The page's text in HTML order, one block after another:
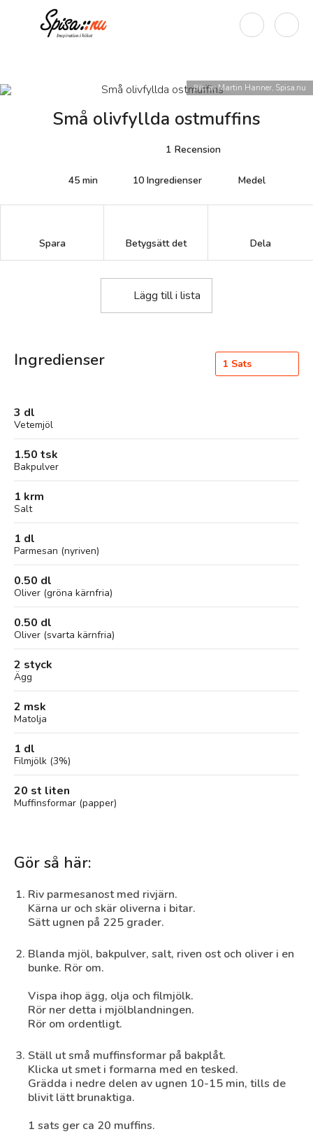
Bild av Martin Hanner, Spisa.nu
Små olivfyllda ostmuffins
1 Recension
45 min 10 Ingredienser Medel
Spara Betygsätt det Dela
Lägg till i lista
Ingredienser 1 Sats
3 dl
Vetemjöl
1.50 tsk
Bakpulver
1 krm
Salt
1 dl
Parmesan (nyriven)
0.50 dl
Oliver (gröna kärnfria)
0.50 dl
Oliver (svarta kärnfria)
2 styck
Ägg
2 msk
Matolja
1 dl
Filmjölk (3%)
20 st liten
Muffinsformar (papper)
Gör så här:
Riv parmesanost med rivjärn.
Kärna ur och skär oliverna i bitar.
Sätt ugnen på 225 grader.
Blanda mjöl, bakpulver, salt, riven ost och oliver i en
bunke. Rör om.
Vispa ihop ägg, olja och filmjölk.
Rör ner detta i mjölblandningen.
Rör om ordentligt.
Ställ ut små muffinsformar på bakplåt.
Klicka ut smet i formarna med en tesked.
Grädda i nedre delen av ugnen 10-15 min, tills de
blivit lätt brunaktiga.
1 sats ger ca 20 muffins.